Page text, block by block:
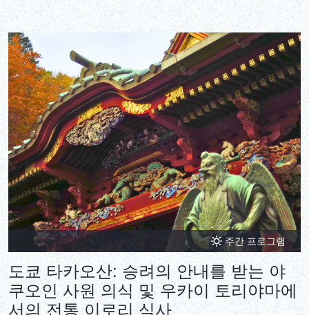
주간 프로그램
도쿄 타카오산: 승려의 안내를 받는 야
쿠오인 사원 의식 및 우카이 토리야마에
서의 전통 이로리 식사